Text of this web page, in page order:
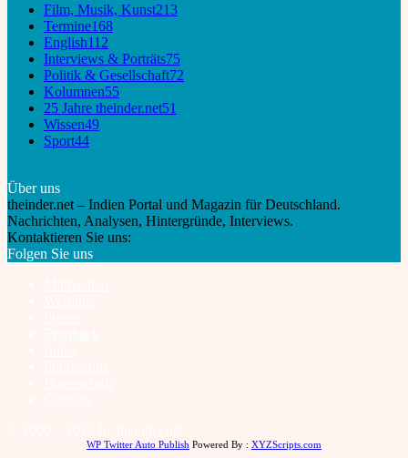
Film, Musik, Kunst213
Termine168
English112
Interviews & Porträts75
Politik & Gesellschaft72
Kolumnen55
25 Jahre theinder.net51
Wissen49
Sport44
Über uns
theinder.net – Indien Portal und Magazin für Deutschland.
Nachrichten, Analysen, Hintergründe, Interviews.
Kontaktieren Sie uns:
Folgen Sie uns
WP Twitter Auto Publish Powered By : XYZScripts.com